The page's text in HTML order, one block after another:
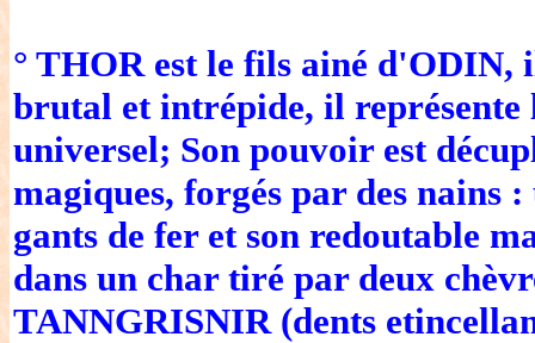
° THOR est le fils ainé
brutal et intrépide, il représente
universel; Son pouvoir est
magiques, forgés par des nains
gants de fer et son redoutable
dans un char tiré par deux
TANNGRISNIR (dents